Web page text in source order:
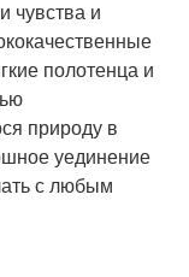
чувства и
полотенца и
природу в
уединение
с любым